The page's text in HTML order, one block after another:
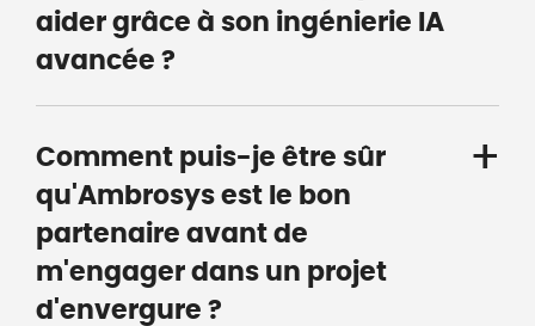
aider grâce à son ingénierie IA
avancée ?
Comment puis-je être sûr
qu'Ambrosys est le bon
partenaire avant de
m'engager dans un projet
d'envergure ?